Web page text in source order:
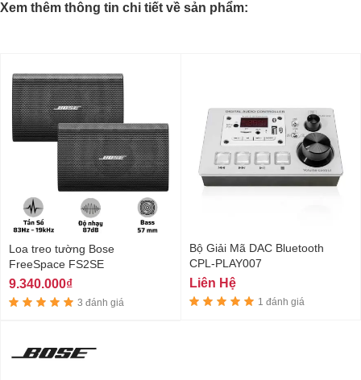
Xem thêm thông tin chi tiết về sản phẩm:
Loa treo tường Bose
FreeSpace FS2SE
9.340.000₫
3 đánh giá
Bộ Giải Mã DAC Bluetooth
CPL-PLAY007
Liên Hệ
1 đánh giá